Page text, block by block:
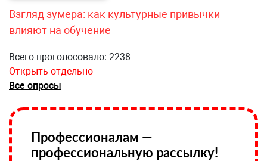
Взгляд зумера: как культурные привычки
влияют на обучение
Всего проголосовало: 2238
Открыть отдельно
Все опросы
Профессионалам —
профессиональную рассылку!